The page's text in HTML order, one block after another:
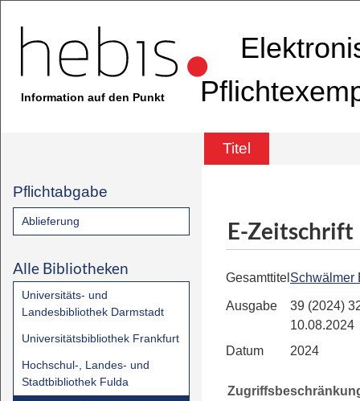
Information auf den Punkt
Titel
Pflichtabgabe
Ablieferung
Alle Bibliotheken
Universitäts- und
Landesbibliothek Darmstadt
Universitätsbibliothek Frankfurt
Hochschul-, Landes- und
Stadtbibliothek Fulda
E-Zeitschrift
Gesamttitel Schwälmer
Ausgabe
39 (2024)
10.08.2024
Datum
2024